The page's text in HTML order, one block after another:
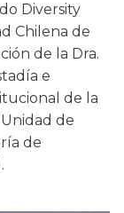
Diversity
Chilena de
de la Dra.
e
de la
de
de